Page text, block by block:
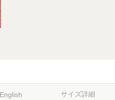
サイズ詳細